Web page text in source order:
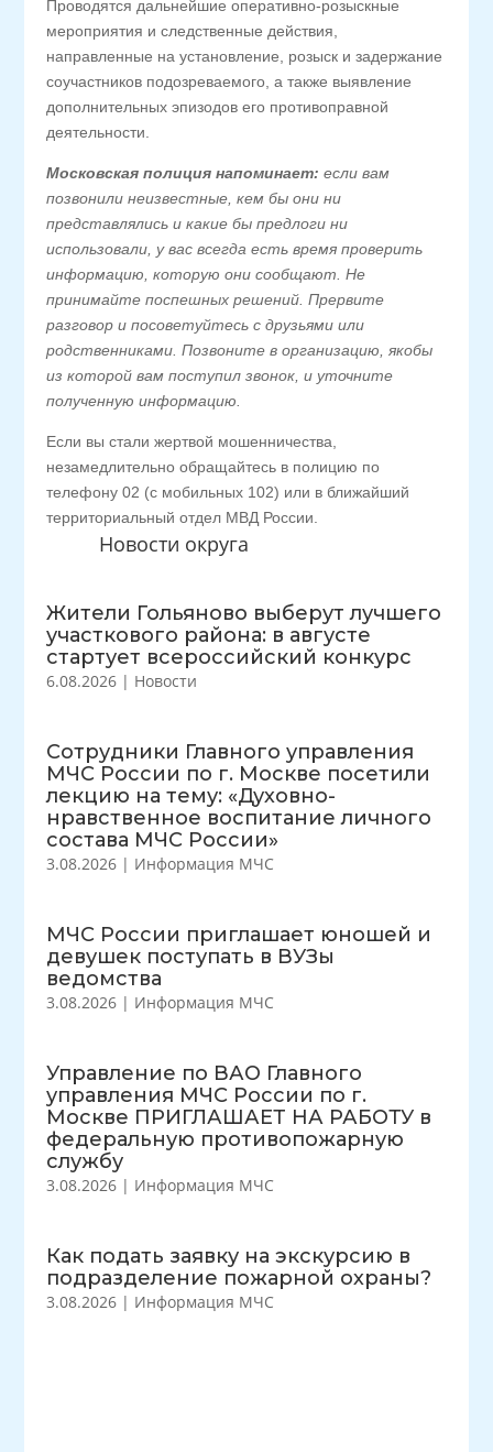
Новости округа
Жители Гольяново выберут лучшего
участкового района: в августе
стартует всероссийский конкурс
6.08.2026 | Новости
Сотрудники Главного управления
МЧС России по г. Москве посетили
лекцию на тему: «Духовно-
нравственное воспитание личного
состава МЧС России»
3.08.2026 | Информация МЧС
МЧС России приглашает юношей и
девушек поступать в ВУЗы
ведомства
3.08.2026 | Информация МЧС
Управление по ВАО Главного
управления МЧС России по г.
Москве ПРИГЛАШАЕТ НА РАБОТУ в
федеральную противопожарную
службу
3.08.2026 | Информация МЧС
Как подать заявку на экскурсию в
подразделение пожарной охраны?
3.08.2026 | Информация МЧС
Проводятся дальнейшие оперативно-розыскные
мероприятия и следственные действия,
направленные на установление, розыск и задержание
соучастников подозреваемого, а также выявление
дополнительных эпизодов его противоправной
деятельности.
Московская полиция напоминает: если вам
позвонили неизвестные, кем бы они ни
представлялись и какие бы предлоги ни
использовали, у вас всегда есть время проверить
информацию, которую они сообщают. Не
принимайте поспешных решений. Прервите
разговор и посоветуйтесь с друзьями или
родственниками. Позвоните в организацию, якобы
из которой вам поступил звонок, и уточните
полученную информацию.
Если вы стали жертвой мошенничества,
незамедлительно обращайтесь в полицию по
телефону 02 (с мобильных 102) или в ближайший
территориальный отдел МВД России.